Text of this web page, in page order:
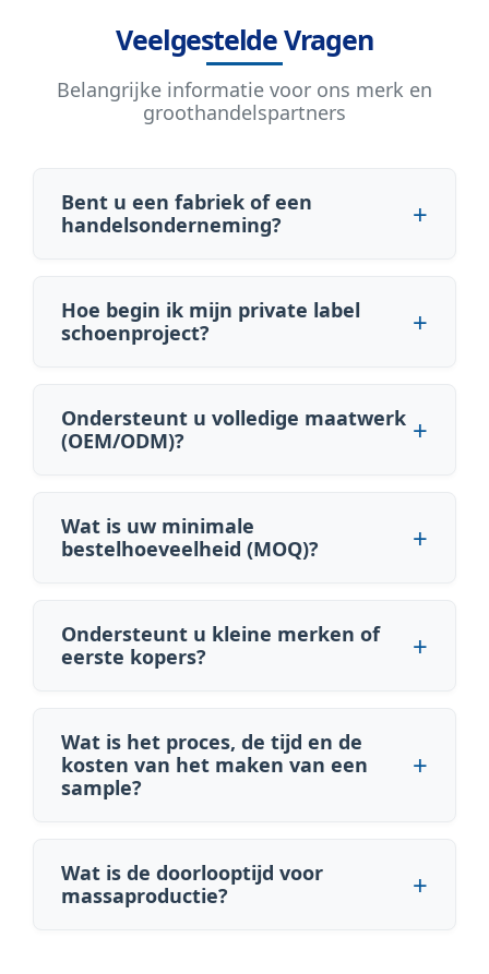
Veelgestelde Vragen
Belangrijke informatie voor ons merk en
groothandelspartners
Bent u een fabriek of een
handelsonderneming?
Hoe begin ik mijn private label
schoenproject?
Ondersteunt u volledige maatwerk
(OEM/ODM)?
Wat is uw minimale
bestelhoeveelheid (MOQ)?
Ondersteunt u kleine merken of
eerste kopers?
Wat is het proces, de tijd en de
kosten van het maken van een
sample?
Wat is de doorlooptijd voor
massaproductie?